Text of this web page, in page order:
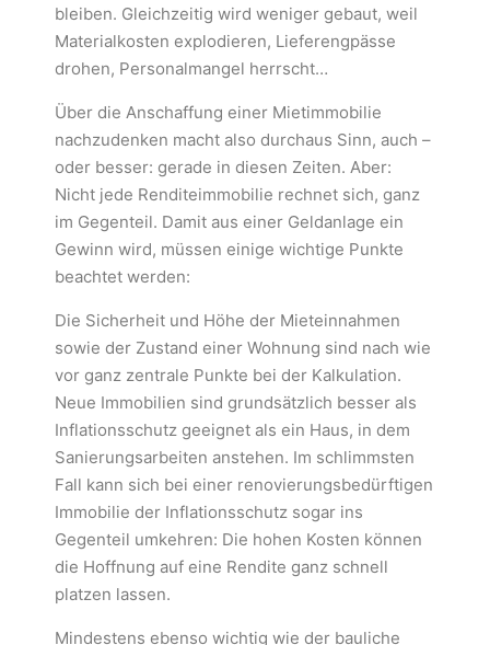
bleiben. Gleichzeitig wird weniger gebaut, weil
Materialkosten explodieren, Lieferengpässe
drohen, Personalmangel herrscht…
Über die Anschaffung einer Mietimmobilie
nachzudenken macht also durchaus Sinn, auch –
oder besser: gerade in diesen Zeiten. Aber:
Nicht jede Renditeimmobilie rechnet sich, ganz
im Gegenteil. Damit aus einer Geldanlage ein
Gewinn wird, müssen einige wichtige Punkte
beachtet werden:
Die Sicherheit und Höhe der Mieteinnahmen
sowie der Zustand einer Wohnung sind nach wie
vor ganz zentrale Punkte bei der Kalkulation.
Neue Immobilien sind grundsätzlich besser als
Inflationsschutz geeignet als ein Haus, in dem
Sanierungsarbeiten anstehen. Im schlimmsten
Fall kann sich bei einer renovierungsbedürftigen
Immobilie der Inflationsschutz sogar ins
Gegenteil umkehren: Die hohen Kosten können
die Hoffnung auf eine Rendite ganz schnell
platzen lassen.
Mindestens ebenso wichtig wie der bauliche